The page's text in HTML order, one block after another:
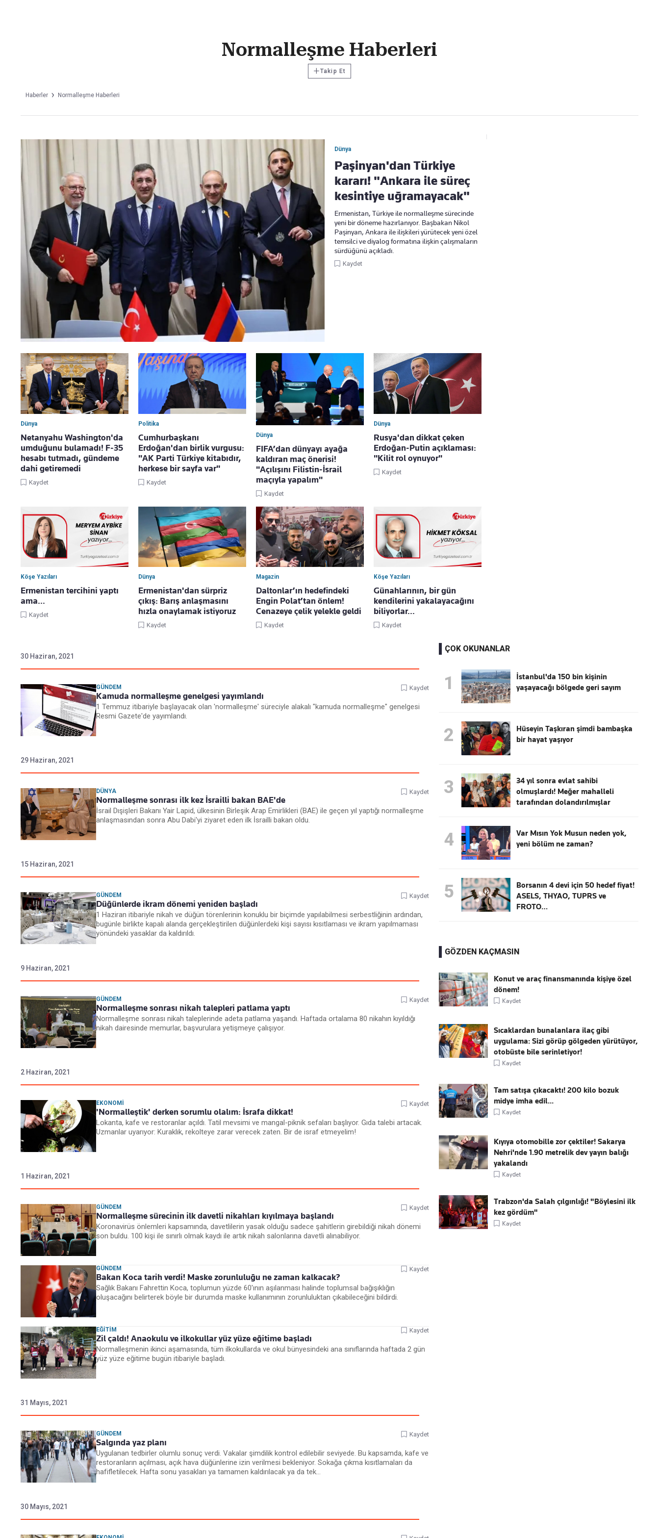
Haber Verin
Editör masamıza bilgi ve materyal
göndermek içintıklayın
Normalleşme Haberleri
+Takip Et
Haberler Normalleşme Haberleri
Dünya
Paşinyan'dan Türkiye
kararı! "Ankara ile süreç
kesintiye uğramayacak"
Ermenistan, Türkiye ile normalleşme sürecinde
yeni bir döneme hazırlanıyor. Başbakan Nikol
Paşinyan, Ankara ile ilişkileri yürütecek yeni özel
temsilci ve diyalog formatına ilişkin çalışmaların
sürdüğünü açıkladı.
Kaydet
Dünya
Netanyahu Washington'da
umduğunu bulamadı! F-35
hesabı tutmadı, gündeme
dahi getiremedi
Kaydet
Politika
Cumhurbaşkanı
Erdoğan'dan birlik vurgusu:
"AK Parti Türkiye kitabıdır,
herkese bir sayfa var"
Kaydet
Dünya
FIFA’dan dünyayı ayağa
kaldıran maç önerisi!
"Açılışını Filistin-İsrail
maçıyla yapalım"
Kaydet
Dünya
Rusya'dan dikkat çeken
Erdoğan-Putin açıklaması:
"Kilit rol oynuyor"
Kaydet
Köşe Yazıları
Ermenistan tercihini yaptı
ama…
Kaydet
Dünya
Ermenistan'dan sürpriz
çıkış: Barış anlaşmasını
hızla onaylamak istiyoruz
Kaydet
Magazin
Daltonlar’ın hedefindeki
Engin Polat’tan önlem!
Cenazeye çelik yelekle geldi
Kaydet
Köşe Yazıları
Günahlarının, bir gün
kendilerini yakalayacağını
biliyorlar...
Kaydet
30 Haziran, 2021
GÜNDEM
Kamuda normalleşme genelgesi yayımlandı
Kaydet
1 Temmuz itibariyle başlayacak olan 'normalleşme' süreciyle alakalı "kamuda normalleşme" genelgesi
Resmi Gazete'de yayımlandı.
29 Haziran, 2021
DÜNYA
Normalleşme sonrası ilk kez İsrailli bakan BAE'de
Kaydet
İsrail Dışişleri Bakanı Yair Lapid, ülkesinin Birleşik Arap Emirlikleri (BAE) ile geçen yıl yaptığı normalleşme
anlaşmasından sonra Abu Dabi'yi ziyaret eden ilk İsrailli bakan oldu.
15 Haziran, 2021
GÜNDEM
Düğünlerde ikram dönemi yeniden başladı
Kaydet
1 Haziran itibariyle nikah ve düğün törenlerinin konuklu bir biçimde yapılabilmesi serbestliğinin ardından,
bugünle birlikte kapalı alanda gerçekleştirilen düğünlerdeki kişi sayısı kısıtlaması ve ikram yapılmaması
yönündeki yasaklar da kaldırıldı.
9 Haziran, 2021
GÜNDEM
Normalleşme sonrası nikah talepleri patlama yaptı
Kaydet
Normalleşme sonrası nikah taleplerinde adeta patlama yaşandı. Haftada ortalama 80 nikahın kıyıldığı
nikah dairesinde memurlar, başvurulara yetişmeye çalışıyor.
2 Haziran, 2021
EKONOMI
'Normalleştik' derken sorumlu olalım: İsrafa dikkat!
Kaydet
Lokanta, kafe ve restoranlar açıldı. Tatil mevsimi ve mangal-piknik sefaları başlıyor. Gıda talebi artacak.
Uzmanlar uyarıyor: Kuraklık, rekolteye zarar verecek zaten. Bir de israf etmeyelim!
1 Haziran, 2021
GÜNDEM
Normalleşme sürecinin ilk davetli nikahları kıyılmaya başlandı
Kaydet
Koronavirüs önlemleri kapsamında, davetlilerin yasak olduğu sadece şahitlerin girebildiği nikah dönemi
son buldu. 100 kişi ile sınırlı olmak kaydı ile artık nikah salonlarına davetli alınabiliyor.
GÜNDEM
Bakan Koca tarih verdi! Maske zorunluluğu ne zaman kalkacak?
Kaydet
Sağlık Bakanı Fahrettin Koca, toplumun yüzde 60'ının aşılanması halinde toplumsal bağışıklığın
oluşacağını belirterek böyle bir durumda maske kullanımının zorunluluktan çıkabileceğini bildirdi.
EĞITIM
Zil çaldı! Anaokulu ve ilkokullar yüz yüze eğitime başladı
Kaydet
Normalleşmenin ikinci aşamasında, tüm ilkokullarda ve okul bünyesindeki ana sınıflarında haftada 2 gün
yüz yüze eğitime bugün itibariyle başladı.
31 Mayıs, 2021
GÜNDEM
Salgında yaz planı
Kaydet
Uygulanan tedbirler olumlu sonuç verdi. Vakalar şimdilik kontrol edilebilir seviyede. Bu kapsamda, kafe ve
restoranların açılması, açık hava düğünlerine izin verilmesi bekleniyor. Sokağa çıkma kısıtlamaları da
hafifletilecek. Hafta sonu yasakları ya tamamen kaldırılacak ya da tek...
30 Mayıs, 2021
ÇOK OKUNANLAR
1
İstanbul'da 150 bin kişinin
yaşayacağı bölgede geri sayım
2
Hüseyin Taşkıran şimdi bambaşka
bir hayat yaşıyor
3
34 yıl sonra evlat sahibi
olmuşlardı! Meğer mahalleli
tarafından dolandırılmışlar
4
Var Mısın Yok Musun neden yok,
yeni bölüm ne zaman?
5
Borsanın 4 devi için 50 hedef fiyat!
ASELS, THYAO, TUPRS ve
FROTO…
GÖZDEN KAÇMASIN
Konut ve araç finansmanında kişiye özel
dönem!
Kaydet
Sıcaklardan bunalanlara ilaç gibi
uygulama: Sizi görüp gölgeden yürütüyor,
otobüste bile serinletiyor!
Kaydet
Tam satışa çıkacaktı! 200 kilo bozuk
midye imha edil...
Kaydet
Kıyıya otomobille zor çektiler! Sakarya
Nehri'nde 1.90 metrelik dev yayın balığı
yakalandı
Kaydet
Trabzon'da Salah çılgınlığı! "Böylesini ilk
kez gördüm"
Kaydet